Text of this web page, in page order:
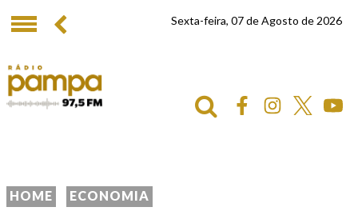
Sexta-feira, 07 de Agosto de 2026
HOME ECONOMIA